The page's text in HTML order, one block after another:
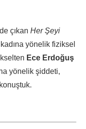
çıkan Her Şeyi
yönelik fiziksel
Ece Erdoğuş
yönelik şiddeti,